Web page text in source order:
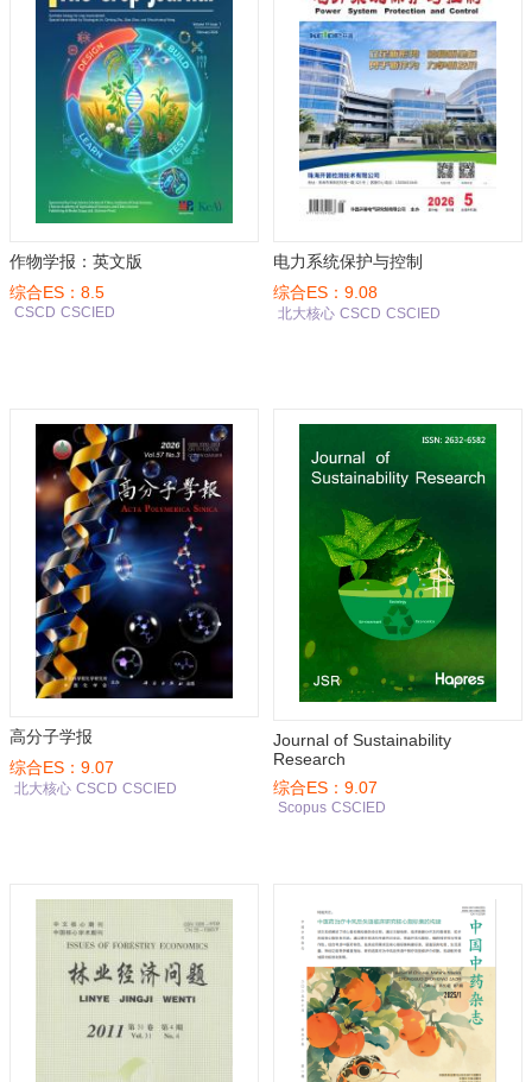
作物学报：英文版
综合ES：8.5
CSCD CSCIED
电力系统保护与控制
综合ES：9.08
北大核心 CSCD CSCIED
高分子学报
综合ES：9.07
北大核心 CSCD CSCIED
Journal of Sustainability
Research
综合ES：9.07
Scopus CSCIED